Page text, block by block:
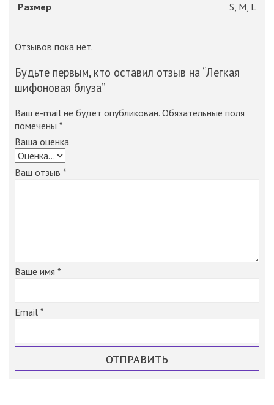
Размер
S, M, L
Отзывов пока нет.
Будьте первым, кто оставил отзыв на “Легкая
шифоновая блуза”
Ваш e-mail не будет опубликован. Обязательные поля
помечены *
Ваша оценка
Ваш отзыв *
Email *